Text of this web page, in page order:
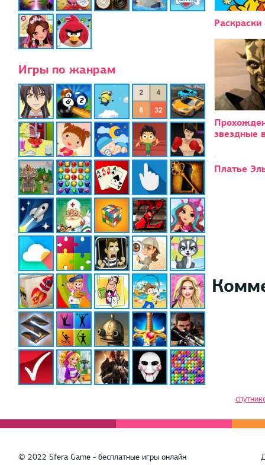
Игры по жанрам
звездные
Платье
© 2022 Sfera Game - бесплатные игры онлайн